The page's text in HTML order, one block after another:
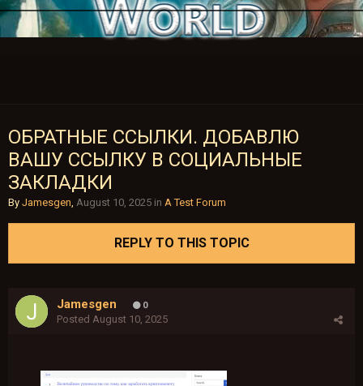
ОБРАТНЫЕ ССЫЛКИ. ДОБАВЛЮ
ВАШУ ССЫЛКУ В СОЦИАЛЬНЫЕ
ЗАКЛАДКИ
By Jamesgen, August 10, 2025 in A Test Forum
REPLY TO THIS TOPIC
Jamesgen 0
Posted August 10, 2025